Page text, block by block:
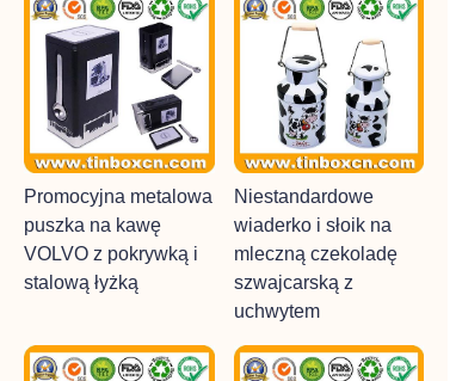
Promocyjna metalowa
puszka na kawę
VOLVO z pokrywką i
stalową łyżką
Niestandardowe
wiaderko i słoik na
mleczną czekoladę
szwajcarską z
uchwytem